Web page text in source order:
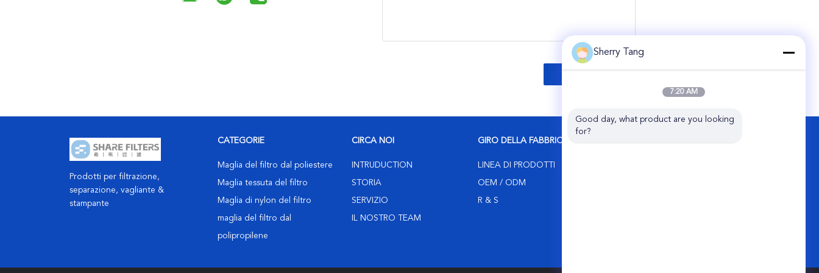
Prodotti per filtrazione,
separazione, vagliante &
stampante
CATEGORIE
Maglia del filtro dal poliestere
Maglia tessuta del filtro
Maglia di nylon del filtro
maglia del filtro dal
polipropilene
CIRCA NOI
INTRUDUCTION
STORIA
SERVIZIO
IL NOSTRO TEAM
GIRO DELLA FABBRICA
LINEA DI PRODOTTI
OEM / ODM
R & S
Sherry Tang
7:20 AM
Good day, what product are you looking
for?